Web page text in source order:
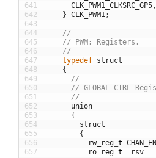
641
642
643
644
645
646
647
648
649
650
651
652
653
654
655
656
657
CLK_PWM1_CLKSRC_GP5,
} CLK_PWM1;
//
// PWM: Registers.
//
typedef struct
{
//
// GLOBAL_CTRL
//
union
{
struct
{
rw_reg t CHAN_EN
ro_reg t _rsv_